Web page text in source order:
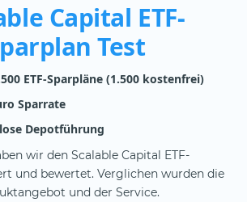
Capital ETF-
Test
ETF-Sparpläne (1.500 kostenfrei)
Sparrate
Depotführung
wir den Scalable Capital ETF-
und bewertet. Verglichen wurden die
und der Service.